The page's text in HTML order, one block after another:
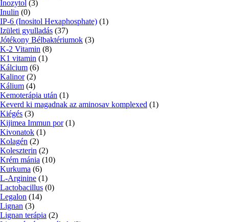
Inozytol (3)
Inulin (0)
IP-6 (Inositol Hexaphosphate) (1)
Izületi gyulladás (37)
Jótékony Bélbaktériumok (3)
K-2 Vitamin (8)
K1 vitamin (1)
Kálcium (6)
Kalinor (2)
Kálium (4)
Kemoterápia után (1)
Keverd ki magadnak az aminosav komplexed (1)
Kiégés (3)
Kijimea Immun por (1)
Kivonatok (1)
Kolagén (2)
Koleszterin (2)
Krém mánia (10)
Kurkuma (6)
L-Arginine (1)
Lactobacillus (0)
Legalon (14)
Lignan (3)
Lignan terápia (2)